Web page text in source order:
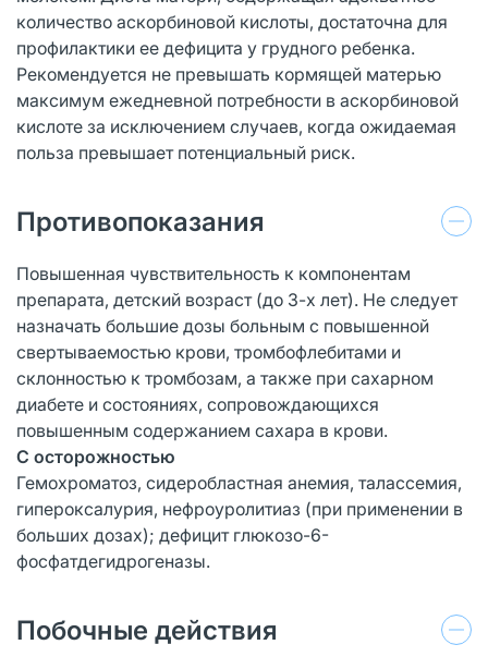
количество аскорбиновой кислоты, достаточна для
профилактики ее дефицита у грудного ребенка.
Рекомендуется не превышать кормящей матерью
максимум ежедневной потребности в аскорбиновой
кислоте за исключением случаев, когда ожидаемая
польза превышает потенциальный риск.
Противопоказания
Повышенная чувствительность к компонентам
препарата, детский возраст (до 3-х лет). Не следует
назначать большие дозы больным с повышенной
свертываемостью крови, тромбофлебитами и
склонностью к тромбозам, а также при сахарном
диабете и состояниях, сопровождающихся
повышенным содержанием сахара в крови.
С осторожностью
Гемохроматоз, сидеробластная анемия, талассемия,
гипероксалурия, нефроуролитиаз (при применении в
больших дозах); дефицит глюкозо-6-
фосфатдегидрогеназы.
Побочные действия